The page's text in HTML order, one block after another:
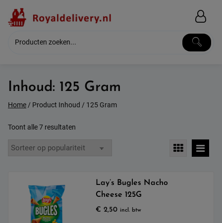
content
Inhoud: 125 Gram
Home/ Product Inhoud / 125 Gram
Toont alle 7 resultaten
populariteit
Lay’s Bugles Nacho
Cheese 125G
€ 2,50 incl. btw